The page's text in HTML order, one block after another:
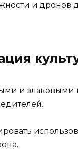
и дронов
и злаковыми